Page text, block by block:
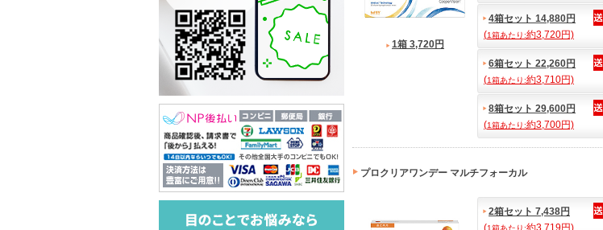
1箱 3,720円
4箱セット 14,880円
(1箱あたり:約3,720円)
6箱セット 22,260円
(1箱あたり:約3,710円)
8箱セット 29,600円
(1箱あたり:約3,700円)
プロクリアワンデー マルチフォーカル
2箱セット 7,438円